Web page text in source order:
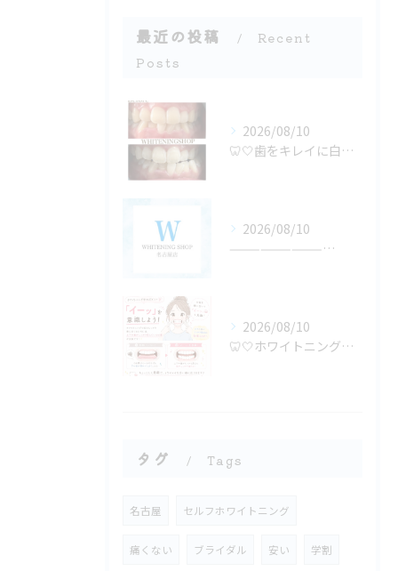
最近の投稿
Recent
Posts
2026/08/10
🦷🤍歯をキレイに白くするために🤍🦷
2026/08/10
—————————————
2026/08/10
🦷🤍ホワイトニング中のちょっとしたポイント🤍🦷
タグ Tags
名古屋 セルフホワイトニング
痛くない ブライダル 安い 学割